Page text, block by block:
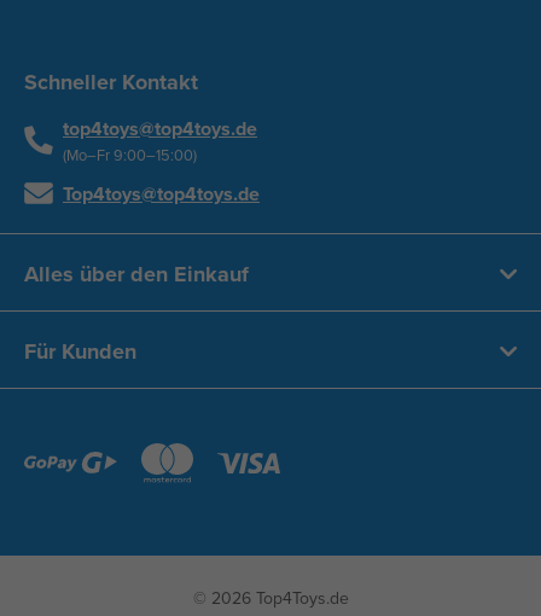
Schneller Kontakt
top4toys@top4toys.de
(Mo–Fr 9:00–15:00)
Top4toys@top4toys.de
Alles über den Einkauf
Für Kunden
© 2026 Top4Toys.de